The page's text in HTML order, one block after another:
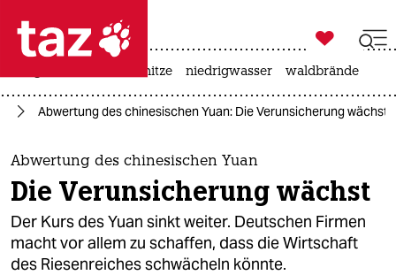
 taz zahl ich
taz zahl ich
themen
politik
öko

taz zahl ich
hitze niedrigwasser waldbrände
Abwertung des chinesischen Yuan: Die Verunsicherung wächst
Abwertung des chinesischen Yuan
Die Verunsicherung wächst
Der Kurs des Yuan sinkt weiter. Deutschen Firmen
macht vor allem zu schaffen, dass die Wirtschaft
des Riesenreiches schwächeln könnte.